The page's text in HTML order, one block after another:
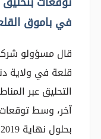
في باموق القلعة
قال مسؤولو
قلعة في ولاية
التحليق عبر
بحلول نهاية 2019.